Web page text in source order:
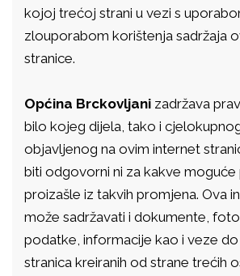
kojoj trećoj strani u vezi s
zlouporabom korištenja sadržaja
stranice.
Općina Brckovljani zadržava
bilo kojeg dijela, tako i
objavljenog na ovim internet
biti odgovorni ni za kakve moguće
proizašle iz takvih promjena. Ova
može sadržavati i dokumente,
podatke, informacije kao i veze
stranica kreiranih od strane trećih